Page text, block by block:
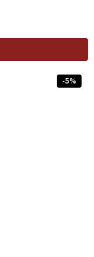
-5%